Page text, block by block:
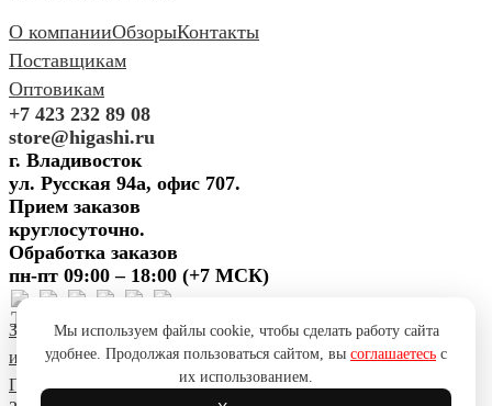
О компанииОбзорыКонтакты
Поставщикам
Оптовикам
+7 423 232 89 08
store@higashi.ru
г. Владивосток
ул. Русская 94а, офис 707.
Прием заказов
круглосуточно.
Обработка заказов
пн-пт 09:00 – 18:00 (+7 МСК)
Задать вопросПредложить
идеюПоблагодаритьПожаловаться Сообщить об ошибке
Политика конфиденциальностиСогласие на обработку ПД
Мы используем файлы cookie, чтобы сделать работу сайта
удобнее. Продолжая пользоваться сайтом, вы соглашаетесь с
их использованием.